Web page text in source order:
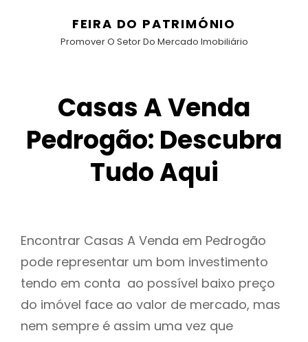
FEIRA DO PATRIMÓNIO
Promover O Setor Do Mercado Imobiliário
Casas A Venda
Pedrogão: Descubra
Tudo Aqui
Encontrar Casas A Venda em Pedrogão
pode representar um bom investimento
tendo em conta ao possível baixo preço
do imóvel face ao valor de mercado, mas
nem sempre é assim uma vez que